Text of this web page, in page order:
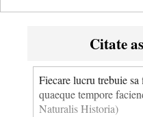
Citate
Fiecare lucru trebuie
quaeque tempore
Naturalis Historia)